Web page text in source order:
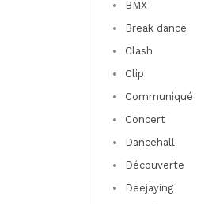
BMX
Break dance
Clash
Clip
Communiqué
Concert
Dancehall
Découverte
Deejaying